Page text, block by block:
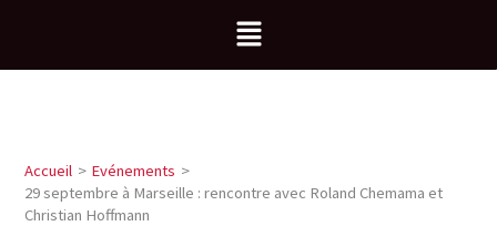
contenu
Menu
Accueil
Evénements
29 septembre à Marseille : rencontre avec Roland Chemama et
Christian Hoffmann